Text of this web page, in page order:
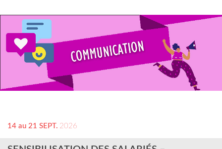
14 au 21 SEPT. 2026